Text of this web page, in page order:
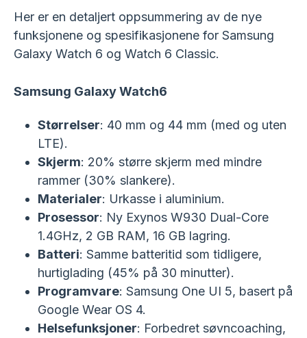
Her er en detaljert oppsummering av de nye
funksjonene og spesifikasjonene for Samsung
Galaxy Watch 6 og Watch 6 Classic.
Samsung Galaxy Watch6
Størrelser: 40 mm og 44 mm (med og uten
LTE).
Skjerm: 20% større skjerm med mindre
rammer (30% slankere).
Materialer: Urkasse i aluminium.
Prosessor: Ny Exynos W930 Dual-Core
1.4GHz, 2 GB RAM, 16 GB lagring.
Batteri: Samme batteritid som tidligere,
hurtiglading (45% på 30 minutter).
Programvare: Samsung One UI 5, basert på
Google Wear OS 4.
Helsefunksjoner: Forbedret søvncoaching,